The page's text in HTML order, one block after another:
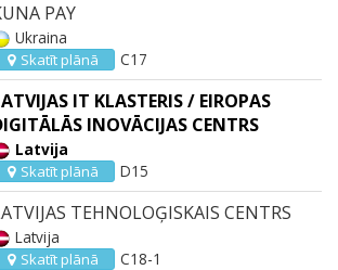
PAY
Ukraina
Skatīt plānā C17
IT KLASTERIS / EIROPAS
INOVĀCIJAS CENTRS
Latvija
Skatīt plānā D15
TEHNOLOĢISKAIS CENTRS
Latvija
Skatīt plānā C18-1